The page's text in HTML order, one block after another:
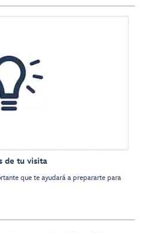
de tu visita
que te ayudará a prepararte para